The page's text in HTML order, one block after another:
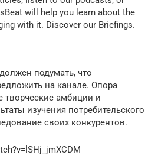
will help you learn about the
with it. Discover our Briefings.
подумать, что
на канале. Опора
амбиции и
изучения потребительского
своих конкурентов.